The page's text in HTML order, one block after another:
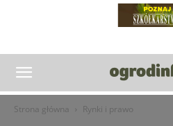
Strona główna Rynki i prawo